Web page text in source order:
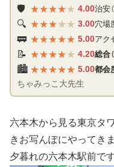
🛡️ ★★★★★ 4.00治安
🔍 ★★★★★ 3.00穴場
🚃 ★★★★★ 5.00アク
📝 ★★★★★ 4.20総合
🏙️ ★★★★★ 5.00都会
ちゃみっこ大先生
六本木から見る東京タ
きお写んぽにやってき
夕暮れの六本木駅前です